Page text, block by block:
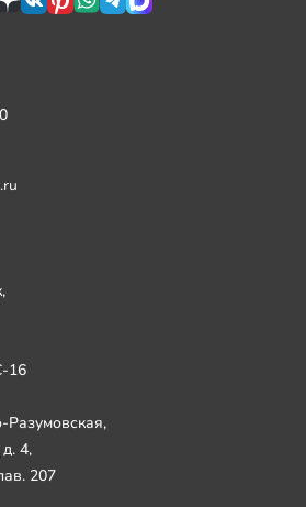
16
Разумовская,
4,
207